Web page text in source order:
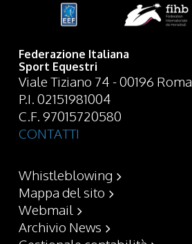
Federazione Italiana
Sport Equestri
Viale Tiziano 74 - 00196 Roma
P.I. 02151981004
C.F. 97015720580
CONTATTI
Whistleblowing
Mappa del sito
Webmail
Archivio News